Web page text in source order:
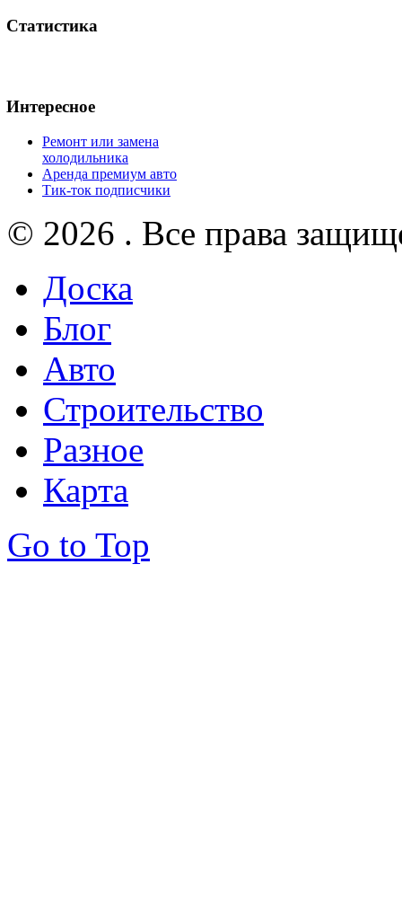
Статистика
Интересное
Ремонт или замена
холодильника
Аренда премиум авто
Тик-ток подписчики
© 2026 . Все права
Доска
Блог
Авто
Строительство
Разное
Карта
Go to Top